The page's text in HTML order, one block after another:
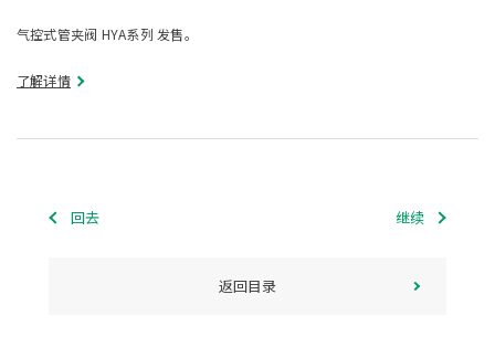
气控式管夹阀 HYA系列 发售。
了解详情
回去 继续
返回目录